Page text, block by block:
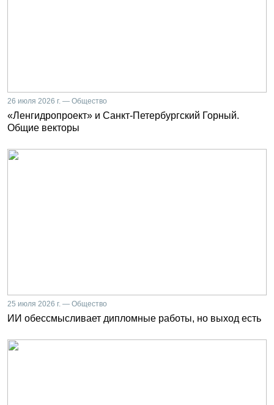
26 июля 2026 г. — Общество
«Ленгидропроект» и Санкт-Петербургский Горный.
Общие векторы
25 июля 2026 г. — Общество
ИИ обессмысливает дипломные работы, но выход есть